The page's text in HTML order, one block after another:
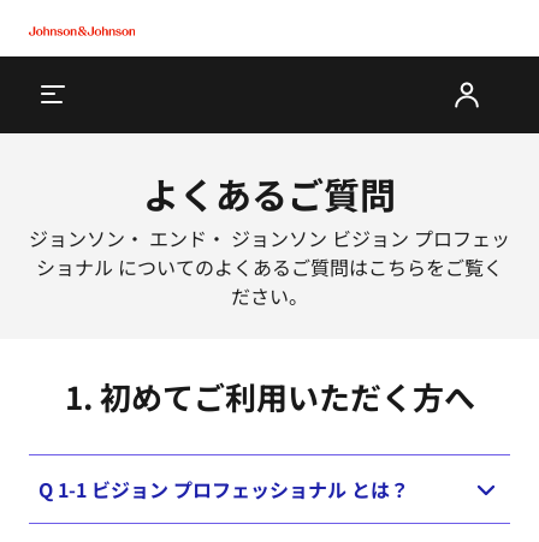
よく​ある​ご質問
ジョンソン・ エンド・ ジョンソン ビジョン プロフェッ
ショナル についてのよくあるご質問はこちらをご覧く
ださい。
1.​ 初めて​ご利用いただく​方​へ
Q 1-1 ビジョン プロフェッショナル とは？